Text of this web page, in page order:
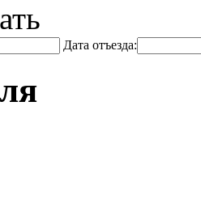
Дата отъезда: